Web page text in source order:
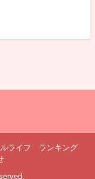
ライフ
ランキング